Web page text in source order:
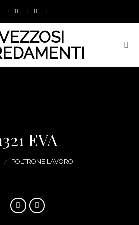
EVA
/ POLTRONE LAVORO